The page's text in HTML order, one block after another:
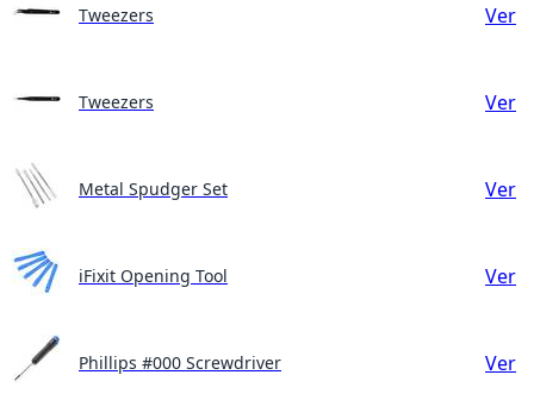
Tweezers Ver
Tweezers Ver
Metal Spudger Set Ver
iFixit Opening Tool Ver
Phillips #000 Screwdriver Ver